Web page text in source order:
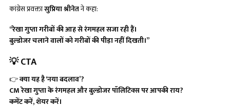
कांग्रेस प्रवक्तासुप्रिया श्रीनेतने कहा:
“रेखा गुप्ता गरीबों की आह से रंगमहल सजा रही हैं।
बुल्डोजर चलाने वालों को गरीबों की पीड़ा नहीं दिखती।”
💡CTA
👉क्या यह है‘नया बदलाव’?
CM रेखा गुप्ता के रंगमहल और बुल्डोजर पॉलिटिक्स पर आपकी राय?
कमेंट करें, शेयर करें।